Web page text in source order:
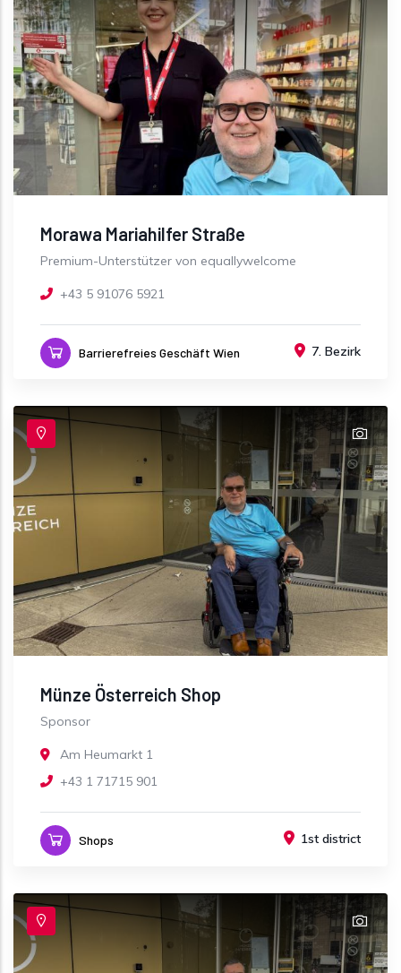
Morawa Mariahilfer Straße
Premium-Unterstützer von equallywelcome
+43 5 91076 5921
Barrierefreies Geschäft Wien 7. Bezirk
Münze Österreich Shop
Sponsor
Am Heumarkt 1
+43 1 71715 901
Shops 1st district